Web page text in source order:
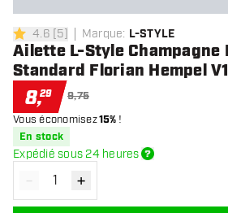
4.6 étoiles de notation
4.6 [5] Marque: L-STYLE
Ailette L-Style Champagne
Standard Florian Hempel
8,29 9,75
Vous économisez15% !
En stock
Expédié sous 24 heures
Diminuer la quantité
- Augmenter la quantité
+